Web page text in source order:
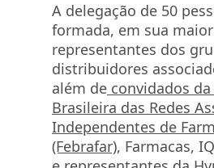
A delegação de 50
formada, em sua
representantes dos
distribuidores
além de convidados da
Brasileira das Redes
Independentes de
(Febrafar), Farmacas,